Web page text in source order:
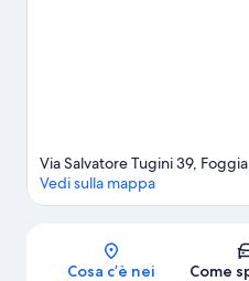
Via Salvatore Tugini 39, Foggia,
Vedi sulla mappa
Cosa c’è nei Come